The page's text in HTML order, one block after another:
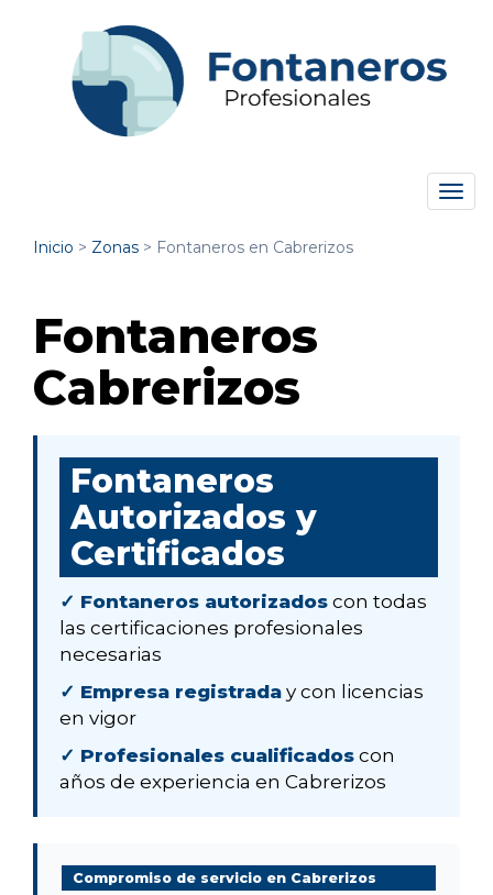
Inicio > Zonas > Fontaneros en Cabrerizos
Fontaneros
Cabrerizos
Fontaneros
Autorizados y
Certificados
✓ Fontaneros autorizados con todas
las certificaciones profesionales
necesarias
✓ Empresa registrada y con licencias
en vigor
✓ Profesionales cualificados con
años de experiencia en Cabrerizos
Compromiso de servicio en Cabrerizos